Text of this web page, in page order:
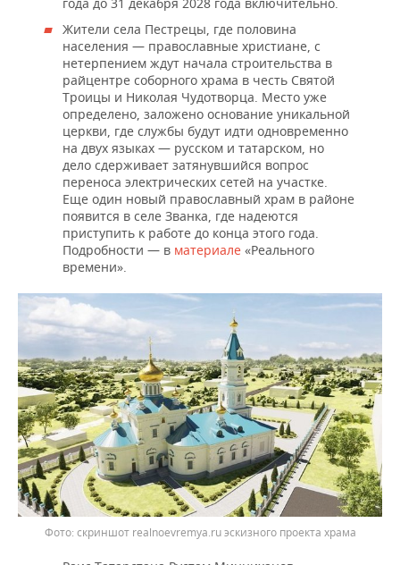
Жители села Пестрецы, где половина
населения — православные христиане, с
нетерпением ждут начала строительства в
райцентре соборного храма в честь Святой
Троицы и Николая Чудотворца. Место уже
определено, заложено основание уникальной
церкви, где службы будут идти одновременно
на двух языках — русском и татарском, но
дело сдерживает затянувшийся вопрос
переноса электрических сетей на участке.
Еще один новый православный храм в районе
появится в селе Званка, где надеются
приступить к работе до конца этого года.
Подробности — в материале «Реального
времени».
скриншот realnoevremya.ru эскизного проекта храма